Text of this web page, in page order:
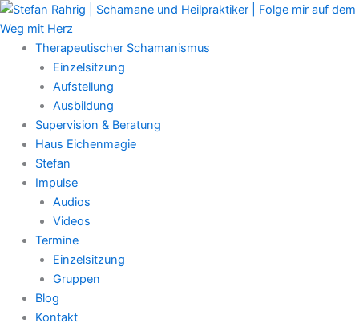
Zum
Inhalt
springenTherapeutischer Schamanismus
Einzelsitzung
Aufstellung
Ausbildung
Supervision & Beratung
Haus Eichenmagie
Stefan
Impulse
Audios
Videos
Termine
Einzelsitzung
Gruppen
Blog
Kontakt
Main
Menu